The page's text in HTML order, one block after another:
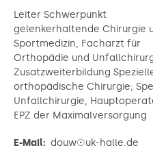
Leiter Schwerpunkt
gelenkerhaltende Chirurgie
Sportmedizin, Facharzt für
Orthopädie und
Zusatzweiterbildung
orthopädische Chirurgie;
Unfallchirurgie,
EPZ der Maximalversorgung
E-Mail: douw☉uk-halle.de